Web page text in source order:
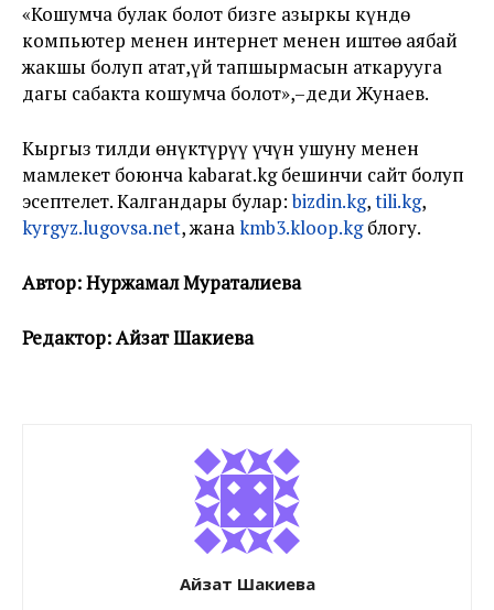
«Кошумча булак болот бизге азыркы күндө
компьютер менен интернет менен иштөө аябай
жакшы болуп атат,үй тапшырмасын аткарууга
дагы сабакта кошумча болот»,–деди Жунаев.
Кыргыз тилди өнүктүрүү үчүн ушуну менен
мамлекет боюнча kabarat.kg бешинчи сайт болуп
эсептелет. Калгандары булар:bizdin.kg,tili.kg,
kyrgyz.lugovsa.net, жанаkmb3.kloop.kgблогу.
Автор: Нуржамал Мураталиева
Редактор: Айзат Шакиева
Айзат Шакиева